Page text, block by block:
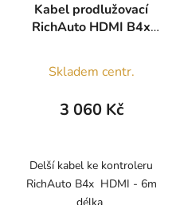
Kabel prodlužovací
RichAuto HDMI B4x
hodnocení
produktu
z
5
Skladem centr.
3 060 Kč
Delší kabel ke kontroleru
RichAuto B4x HDMI - 6m